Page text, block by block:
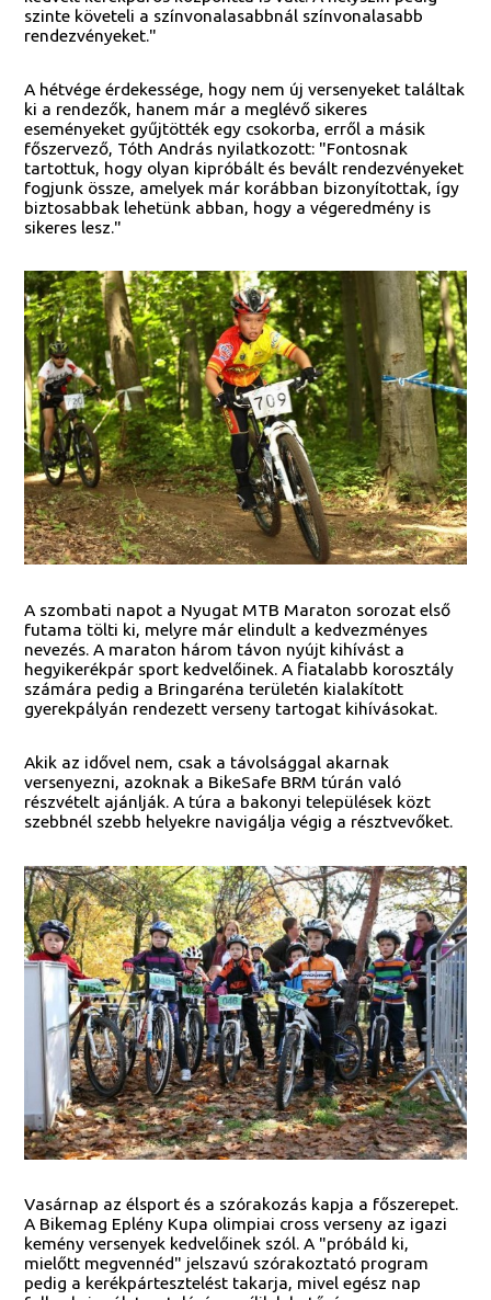
szinte követeli a színvonalasabbnál színvonalasabb
rendezvényeket."
A hétvége érdekessége, hogy nem új versenyeket találtak
ki a rendezők, hanem már a meglévő sikeres
eseményeket gyűjtötték egy csokorba, erről a másik
főszervező, Tóth András nyilatkozott: "Fontosnak
tartottuk, hogy olyan kipróbált és bevált rendezvényeket
fogjunk össze, amelyek már korábban bizonyítottak, így
biztosabbak lehetünk abban, hogy a végeredmény is
sikeres lesz."
A szombati napot a Nyugat MTB Maraton sorozat első
futama tölti ki, melyre már elindult a kedvezményes
nevezés. A maraton három távon nyújt kihívást a
hegyikerékpár sport kedvelőinek. A fiatalabb korosztály
számára pedig a Bringaréna területén kialakított
gyerekpályán rendezett verseny tartogat kihívásokat.
Akik az idővel nem, csak a távolsággal akarnak
versenyezni, azoknak a BikeSafe BRM túrán való
részvételt ajánlják. A túra a bakonyi települések közt
szebbnél szebb helyekre navigálja végig a résztvevőket.
Vasárnap az élsport és a szórakozás kapja a főszerepet.
A Bikemag Eplény Kupa olimpiai cross verseny az igazi
kemény versenyek kedvelőinek szól. A "próbáld ki,
mielőtt megvennéd" jelszavú szórakoztató program
pedig a kerékpártesztelést takarja, mivel egész nap